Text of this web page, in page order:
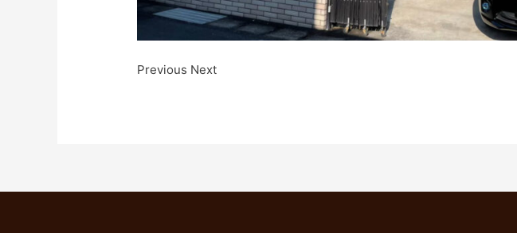
Previous Next